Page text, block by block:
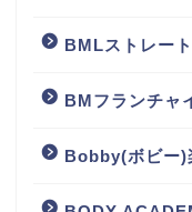
BMLストレー
BMフランチャ
Bobby(ボビー)